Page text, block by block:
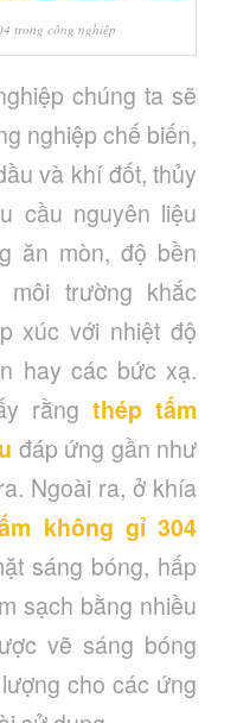
trong công nghiệp
chúng ta sẽ
nghiệp chế biến,
và khí đốt, thủy
cầu nguyên liệu
ăn mòn, độ bền
trường khắc
xúc với nhiệt độ
hay các bức xạ.
rằngthép tấm
đáp ứng gần như
Ngoài ra, ở khía
không gỉ 304
sáng bóng, hấp
sạch bằng nhiều
vẽ sáng bóng
cho các ứng